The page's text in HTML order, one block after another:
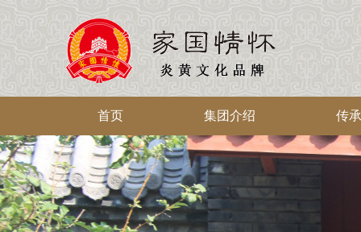
首页 集团介绍 传